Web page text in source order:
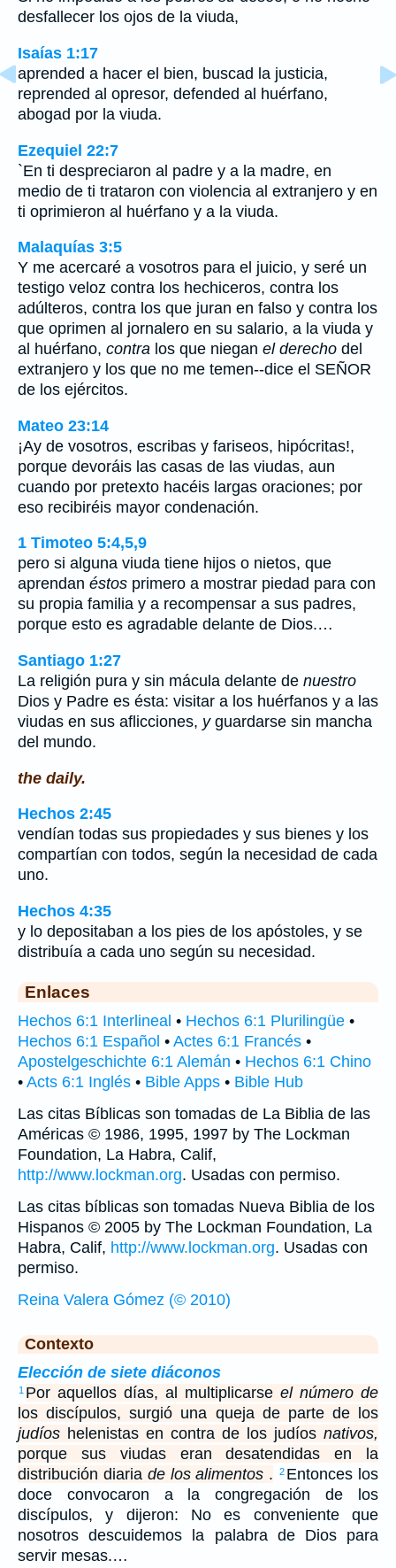
desfallecer los ojos de la viuda,
Isaías 1:17
aprended a hacer el bien, buscad la justicia,
reprended al opresor, defended al huérfano,
abogad por la viuda.
Ezequiel 22:7
`En ti despreciaron al padre y a la madre, en
medio de ti trataron con violencia al extranjero y en
ti oprimieron al huérfano y a la viuda.
Malaquías 3:5
Y me acercaré a vosotros para el juicio, y seré un
testigo veloz contra los hechiceros, contra los
adúlteros, contra los que juran en falso y contra los
que oprimen al jornalero en su salario, a la viuda y
al huérfano, contra los que niegan el derecho del
extranjero y los que no me temen--dice el SEÑOR
de los ejércitos.
Mateo 23:14
¡Ay de vosotros, escribas y fariseos, hipócritas!,
porque devoráis las casas de las viudas, aun
cuando por pretexto hacéis largas oraciones; por
eso recibiréis mayor condenación.
1 Timoteo 5:4,5,9
pero si alguna viuda tiene hijos o nietos, que
aprendan éstos primero a mostrar piedad para con
su propia familia y a recompensar a sus padres,
porque esto es agradable delante de Dios.…
Santiago 1:27
La religión pura y sin mácula delante de nuestro
Dios y Padre es ésta: visitar a los huérfanos y a las
viudas en sus aflicciones, yguardarse sin mancha
del mundo.
the daily.
Hechos 2:45
vendían todas sus propiedades y sus bienes y los
compartían con todos, según la necesidad de cada
uno.
Hechos 4:35
y lo depositaban a los pies de los apóstoles, y se
distribuía a cada uno según su necesidad.
Enlaces
Hechos 6:1 Interlineal • Hechos 6:1 Plurilingüe •
Hechos 6:1 Español • Actes 6:1 Francés •
Apostelgeschichte 6:1 Alemán • Hechos 6:1 Chino
• Acts 6:1 Inglés • Bible Apps • Bible Hub
Las citas Bíblicas son tomadas de La Biblia de las
Américas © 1986, 1995, 1997 by The Lockman
Foundation, La Habra, Calif,
http://www.lockman.org. Usadas con permiso.
Las citas bíblicas son tomadas Nueva Biblia de los
Hispanos © 2005 by The Lockman Foundation, La
Habra, Calif, http://www.lockman.org. Usadas con
permiso.
Reina Valera Gómez (© 2010)
Contexto
Elección de siete diáconos
1 Por aquellos días, al multiplicarse el número de
los discípulos, surgió una queja de parte de los
judíos helenistas en contra de los judíos nativos,
porque sus viudas eran desatendidas en la
distribución diaria de los alimentos . 2 Entonces los
doce convocaron a la congregación de los
discípulos, y dijeron: No es conveniente que
nosotros descuidemos la palabra de Dios para
servir mesas.…